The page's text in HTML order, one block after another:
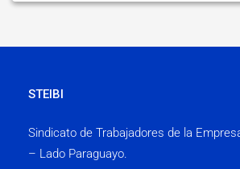
STEIBI
Sindicato de Trabajadores de la
– Lado Paraguayo.